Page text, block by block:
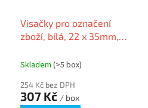
Visačky pro označení
zboží, bílá, 22 x 35mm,
Skladem (>5 box)
254 Kč bez DPH
307 Kč / box